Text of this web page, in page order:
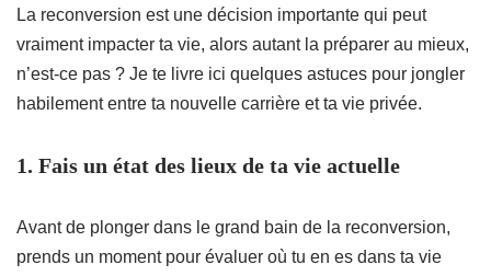
La reconversion est une décision importante qui peut
vraiment impacter ta vie, alors autant la préparer au mieux,
n’est-ce pas ? Je te livre ici quelques astuces pour jongler
habilement entre ta nouvelle carrière et ta vie privée.
1. Fais un état des lieux de ta vie actuelle
Avant de plonger dans le grand bain de la reconversion,
prends un moment pour évaluer où tu en es dans ta vie